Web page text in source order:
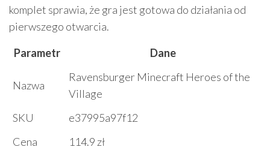
komplet sprawia, że gra jest gotowa do działania od
pierwszego otwarcia.
Parametr
Dane
Nazwa
Ravensburger Minecraft Heroes of the
Village
SKU
e37995a97f12
Cena
114.9 zł